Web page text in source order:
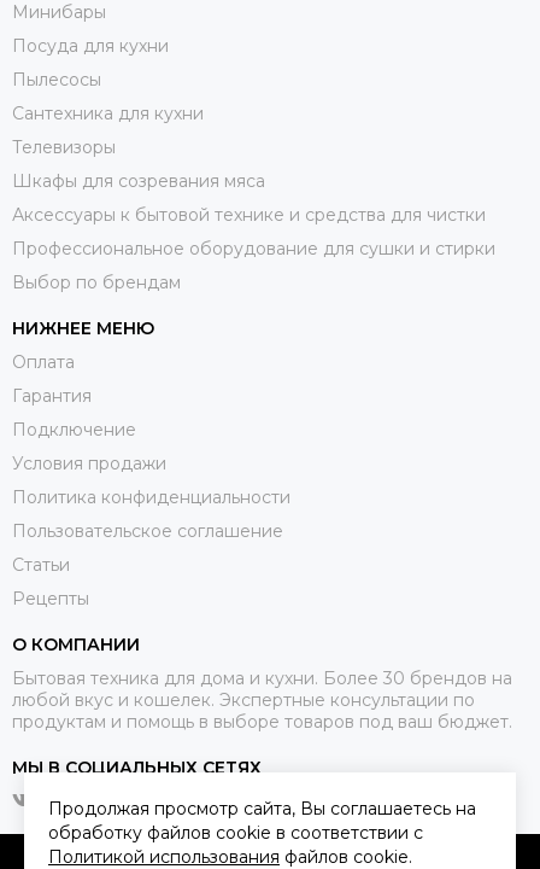
Минибары
Посуда для кухни
Пылесосы
Сантехника для кухни
Телевизоры
Шкафы для созревания мяса
Аксессуары к бытовой технике и средства для чистки
Профессиональное оборудование для сушки и стирки
Выбор по брендам
НИЖНЕЕ МЕНЮ
Оплата
Гарантия
Подключение
Условия продажи
Политика конфиденциальности
Пользовательское соглашение
Статьи
Рецепты
О КОМПАНИИ
Бытовая техника для дома и кухни. Более 30 брендов на
любой вкус и кошелек. Экспертные консультации по
продуктам и помощь в выборе товаров под ваш бюджет.
МЫ В СОЦИАЛЬНЫХ СЕТЯХ
2026 © Qkitchen.Карта сайта
Продолжая просмотр сайта, Вы соглашаетесь на
обработку файлов cookie в соответствии с
Политикой использования файлов cookie.